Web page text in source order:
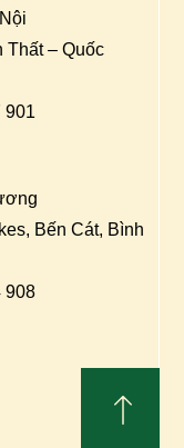
Thất – Quốc
901
Bến Cát, Bình
908